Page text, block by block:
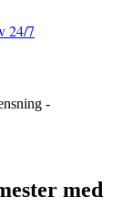
24/7
-
med